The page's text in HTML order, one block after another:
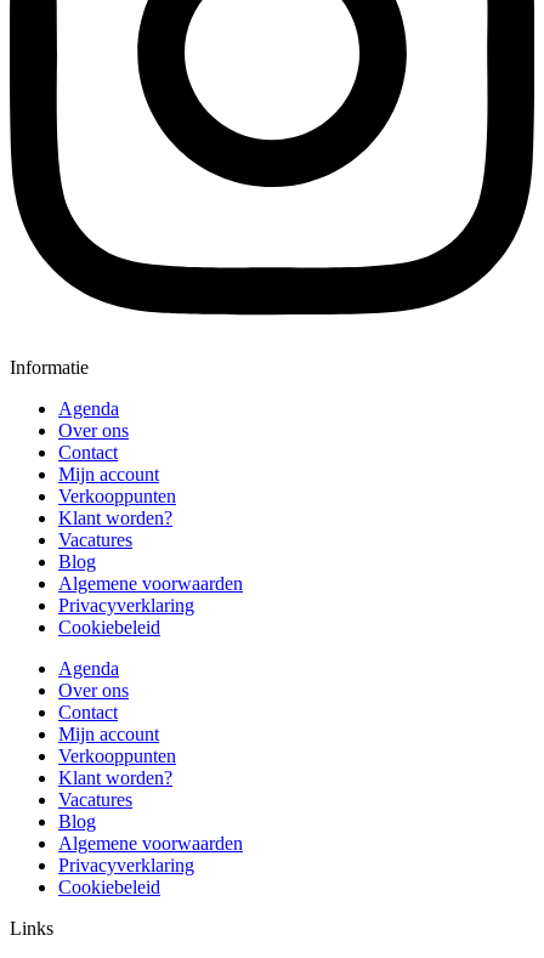
Informatie
Agenda
Over ons
Contact
Mijn account
Verkooppunten
Klant worden?
Vacatures
Blog
Algemene voorwaarden
Privacyverklaring
Cookiebeleid
Agenda
Over ons
Contact
Mijn account
Verkooppunten
Klant worden?
Vacatures
Blog
Algemene voorwaarden
Privacyverklaring
Cookiebeleid
Links